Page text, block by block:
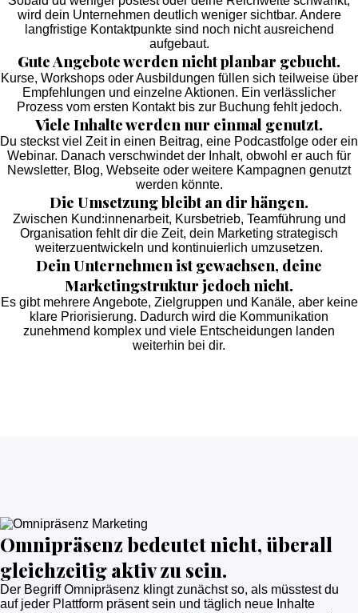
wird dein Unternehmen deutlich weniger sichtbar. Andere
langfristige Kontaktpunkte sind noch nicht ausreichend
aufgebaut.
Gute Angebote werden nicht planbar gebucht.
Kurse, Workshops oder Ausbildungen füllen sich teilweise über
Empfehlungen und einzelne Aktionen. Ein verlässlicher
Prozess vom ersten Kontakt bis zur Buchung fehlt jedoch.
Viele Inhalte werden nur einmal genutzt.
Du steckst viel Zeit in einen Beitrag, eine Podcastfolge oder ein
Webinar. Danach verschwindet der Inhalt, obwohl er auch für
Newsletter, Blog, Webseite oder weitere Kampagnen genutzt
werden könnte.
Die Umsetzung bleibt an dir hängen.
Zwischen Kund:innenarbeit, Kursbetrieb, Teamführung und
Organisation fehlt dir die Zeit, dein Marketing strategisch
weiterzuentwickeln und kontinuierlich umzusetzen.
Dein Unternehmen ist gewachsen, deine
Marketingstruktur jedoch nicht.
Es gibt mehrere Angebote, Zielgruppen und Kanäle, aber keine
klare Priorisierung. Dadurch wird die Kommunikation
zunehmend komplex und viele Entscheidungen landen
weiterhin bei dir.
Omnipräsenz bedeutet nicht, überall
gleichzeitig aktiv zu sein.
Der Begriff Omnipräsenz klingt zunächst so, als müsstest du
auf jeder Plattform präsent sein und täglich neue Inhalte